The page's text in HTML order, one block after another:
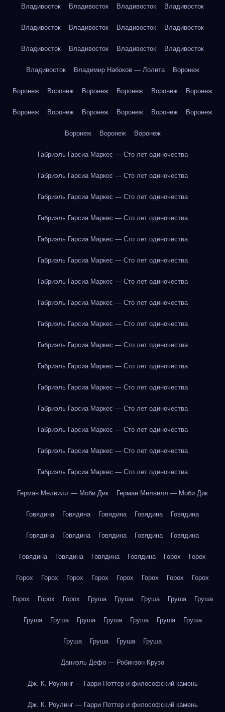
Владивосток Владивосток Владивосток Владивосток
Владивосток Владивосток Владивосток Владивосток
Владивосток Владивосток Владивосток Владивосток
Владивосток Владимир Набоков — Лолита Воронеж
Воронеж Воронеж Воронеж Воронеж Воронеж Воронеж
Воронеж Воронеж Воронеж Воронеж Воронеж Воронеж
Воронеж Воронеж Воронеж
Габриэль Гарсиа Маркес — Сто лет одиночества
Габриэль Гарсиа Маркес — Сто лет одиночества
Габриэль Гарсиа Маркес — Сто лет одиночества
Габриэль Гарсиа Маркес — Сто лет одиночества
Габриэль Гарсиа Маркес — Сто лет одиночества
Габриэль Гарсиа Маркес — Сто лет одиночества
Габриэль Гарсиа Маркес — Сто лет одиночества
Габриэль Гарсиа Маркес — Сто лет одиночества
Габриэль Гарсиа Маркес — Сто лет одиночества
Габриэль Гарсиа Маркес — Сто лет одиночества
Габриэль Гарсиа Маркес — Сто лет одиночества
Габриэль Гарсиа Маркес — Сто лет одиночества
Габриэль Гарсиа Маркес — Сто лет одиночества
Габриэль Гарсиа Маркес — Сто лет одиночества
Габриэль Гарсиа Маркес — Сто лет одиночества
Габриэль Гарсиа Маркес — Сто лет одиночества
Герман Мелвилл — Моби Дик Герман Мелвилл — Моби Дик
Говядина Говядина Говядина Говядина Говядина
Говядина Говядина Говядина Говядина Говядина
Говядина Говядина Говядина Говядина Горох Горох
Горох Горох Горох Горох Горох Горох Горох Горох
Горох Горох Горох Груша Груша Груша Груша Груша
Груша Груша Груша Груша Груша Груша Груша
Груша Груша Груша Груша
Даниэль Дефо — Робинзон Крузо
Дж. К. Роулинг — Гарри Поттер и философский камень
Дж. К. Роулинг — Гарри Поттер и философский камень